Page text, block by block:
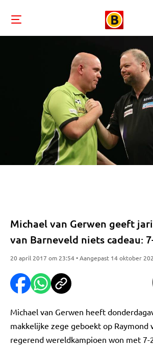
Michael van Gerwen geeft
van Barneveld niets cadeau:
20 april 2017 om 23:54 • Aangepast 14 oktober
Michael van Gerwen heeft
makkelijke zege geboekt op Raymond
regerend wereldkampioen won met 7-